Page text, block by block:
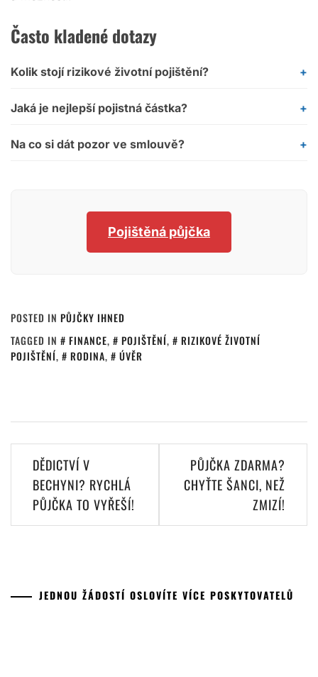
Často kladené dotazy
Kolik stojí rizikové životní pojištění?
Jaká je nejlepší pojistná částka?
Na co si dát pozor ve smlouvě?
Pojištěná půjčka
POSTED IN PŮJČKY IHNED
TAGGED IN
FINANCE, POJIŠTĚNÍ,
RIZIKOVÉ ŽIVOTNÍ
POJIŠTĚNÍ, RODINA, ÚVĚR
Navigace
příspěvek
DĚDICTVÍ V
BECHYNI? RYCHLÁ
PŮJČKA TO VYŘEŠÍ!
PŮJČKA ZDARMA?
CHYŤTE ŠANCI, NEŽ
ZMIZÍ!
JEDNOU ŽÁDOSTÍ OSLOVÍTE VÍCE POSKYTOVATELŮ